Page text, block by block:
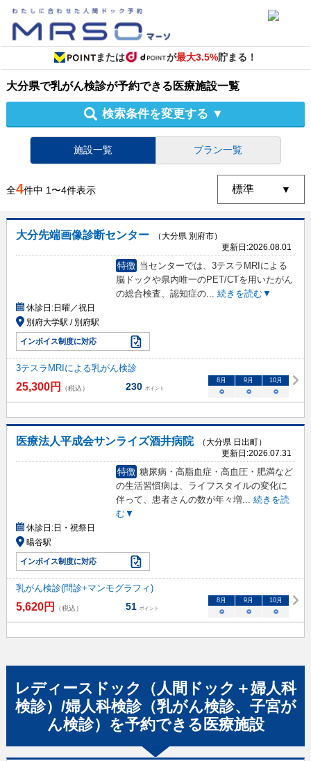
または が最大3.5%貯まる！
大分県で乳がん検診が予約できる医療施設一覧
検索条件を変更する ▼
施設一覧 プラン一覧
全4件中 1〜4件表示
大分先端画像診断センター
（大分県 別府市）
更新日:2026.08.01
特徴 当センターでは、3テスラMRIによる
脳ドックや県内唯一のPET/CTを用いたがん
の総合検査、認知症の... 続きを読む▼
休診日:日曜／祝日
別府大学駅 / 別府駅
インボイス制度に対応
3テスラMRIによる乳がん検診
25,300円 （税込） 230 ポイント
8月 9月 10月
○ ○ ○
医療法人平成会サンライズ酒井病院
（大分県 日出町）
更新日:2026.07.31
特徴 糖尿病・高脂血症・高血圧・肥満など
の生活習慣病は、ライフスタイルの変化に
伴って、患者さんの数が年々増... 続きを読
む▼
休診日:日・祝祭日
暘谷駅
インボイス制度に対応
乳がん検診(問診+マンモグラフィ)
5,620円 （税込） 51 ポイント
8月 9月 10月
○ ○ ○
レディースドック（人間ドック＋婦人科
検診）/婦人科検診（乳がん検診、子宮が
ん検診） を予約できる 医療施設